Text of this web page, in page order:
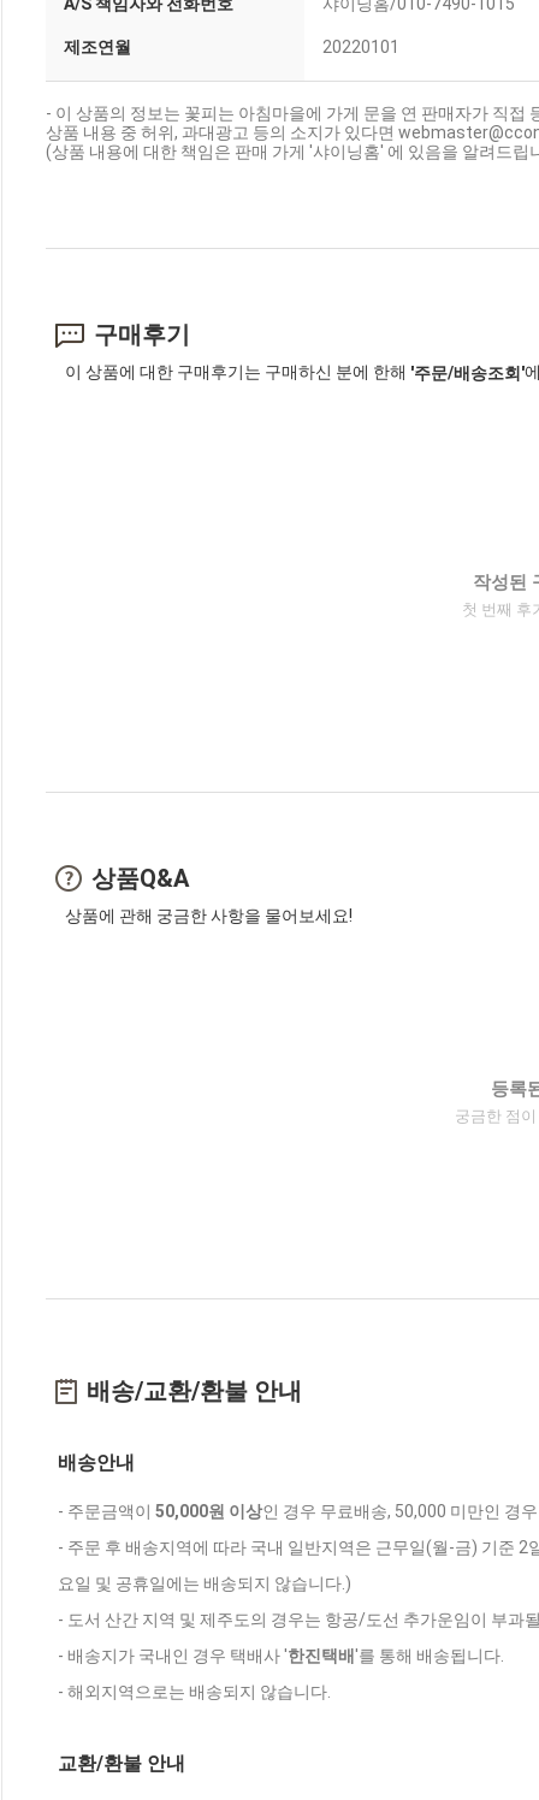
제조연월 20220101
- 이 상품의 정보는 꽃피는 아침마을에 가게 문을 연 판매자가 직접
상품 내용 중 허위, 과대광고 등의 소지가 있다면
(상품 내용에 대한 책임은 판매 가게 '샤이닝홈' 에 있음을 알려드립
구매후기
이 상품에 대한 구매후기는 구매하신 분에 한해 '주문/배송조회'
작성된
첫 번째 후
상품Q&A
상품에 관해 궁금한 사항을 물어보세요!
등록
궁금한 점
배송/교환/환불 안내
배송안내
- 주문금액이 50,000원 이상인 경우 무료배송, 50,000 미만인 경
- 주문 후 배송지역에 따라 국내 일반지역은 근무일(월-금) 기준
요일 및 공휴일에는 배송되지 않습니다.)
- 도서 산간 지역 및 제주도의 경우는 항공/도선 추가운임이 부과
- 배송지가 국내인 경우 택배사 '한진택배'를 통해 배송됩니다.
- 해외지역으로는 배송되지 않습니다.
교환/환불 안내